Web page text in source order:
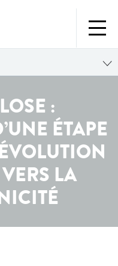
:
ÉTAPE
LA